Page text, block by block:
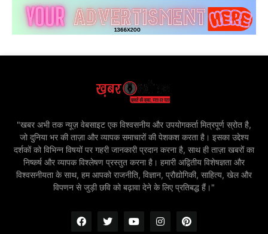
"खबर अभी तक न्यूज़ वेबसाइट एक विश्वसनीय और उपयोगकर्ता मित्रपूर्ण स्रोत है,
जो दुनिया भर की ताज़ा और व्यापक समाचारों की पेशकश करता है। इसका उद्देश्य
दर्शकों को विभिन्न विषयों पर गहरी जानकारी प्रदान करना है, साथ ही ताज़ा खबरों का
निष्कर्ष और व्यापक विश्लेषण प्रस्तुत करना है। हमारी अद्वितीय विशेषज्ञता और
विश्वसनीयता के साथ, हम आपको राजनीति, विज्ञान, प्रौद्योगिकी, साहित्य, खेल और
विपणन से जुड़ी छवि को बढ़ावा देने के लिए प्रतिबद्ध हैं।"